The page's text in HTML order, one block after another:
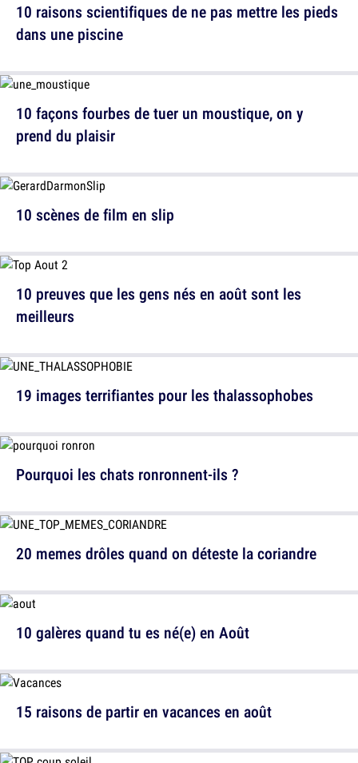
10 raisons scientifiques de ne pas mettre les pieds
dans une piscine
10 scènes de film en slip
19 images terrifiantes pour les thalassophobes
20 memes drôles quand on déteste la coriandre
15 raisons de partir en vacances en août
10 façons fourbes de tuer un moustique, on y
prend du plaisir
10 preuves que les gens nés en août sont les
meilleurs
Pourquoi les chats ronronnent-ils ?
10 galères quand tu es né(e) en Août